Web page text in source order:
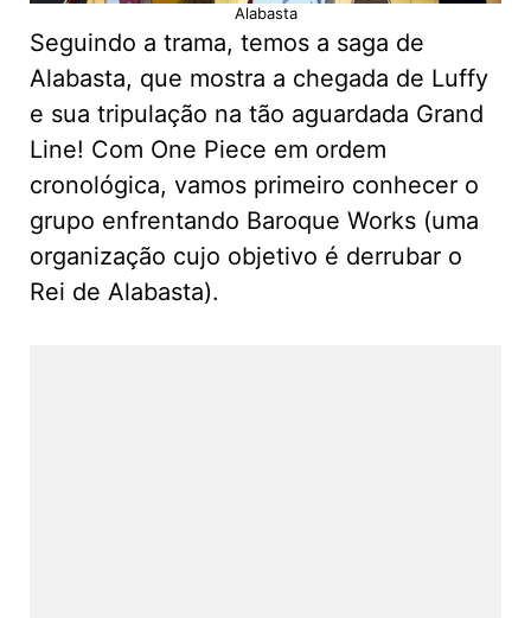
Alabasta
Seguindo a trama, temos a saga de
Alabasta, que mostra a chegada de Luffy
e sua tripulação na tão aguardada Grand
Line! Com One Piece em ordem
cronológica, vamos primeiro conhecer o
grupo enfrentando Baroque Works (uma
organização cujo objetivo é derrubar o
Rei de Alabasta).